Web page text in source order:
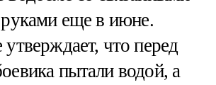
руками еще в июне.
утверждает, что перед
пытали водой, а